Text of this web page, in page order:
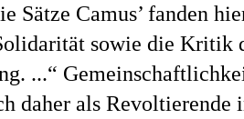
Sätze Camus’ fanden
sowie die Kritik
...“
daher als Revoltierende